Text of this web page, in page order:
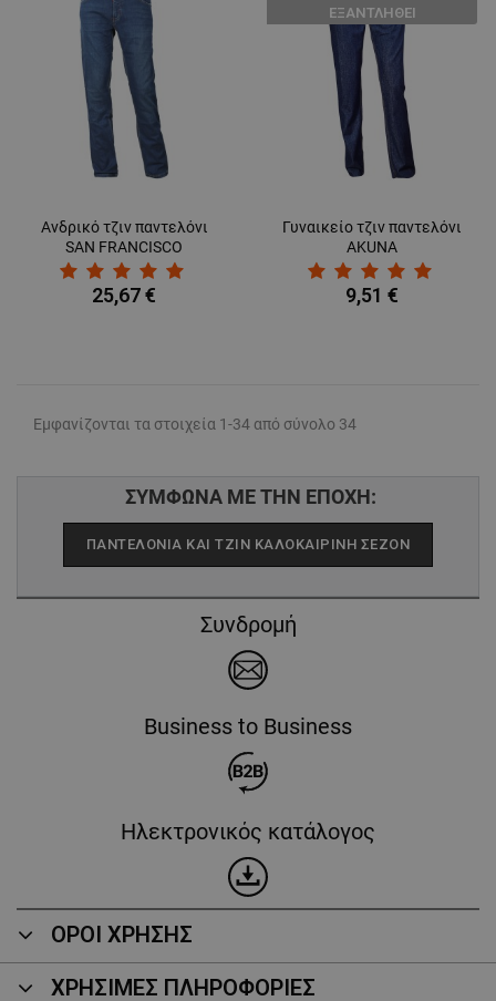
Ανδρικό τζιν παντελόνι
SAN FRANCISCO
25,67 €
ΕΞΑΝΤΛΗΘΕΊ
Γυναικείο τζιν παντελόνι
AKUNA
9,51 €
Εμφανίζονται τα στοιχεία 1-34 από σύνολο 34
ΣΥΜΦΩΝΑ ΜΕ ΤΗΝ ΕΠΟΧΗ:
ΠΑΝΤΕΛΌΝΙΑ ΚΑΙ ΤΖΙΝ ΚΑΛΟΚΑΙΡΙΝΉ ΣΕΖΌΝ
Συνδρομή
Business to Business
Ηλεκτρονικός κατάλογος
ΟΡΟΙ ΧΡΗΣΗΣ
ΧΡΗΣΙΜΕΣ ΠΛΗΡΟΦΟΡΙΕΣ